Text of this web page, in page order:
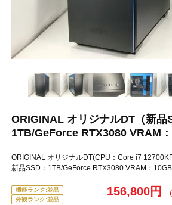
ORIGINAL オリジナルDT（新品
1TB/GeForce RTX3080 VRAM：
ORIGINAL オリジナルDT(CPU：Core i7
新品SSD：1TB/GeForce RTX3080 VRAM：
機能ランク:並品
外観ランク:並品
156,800円